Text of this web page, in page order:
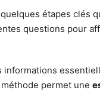
étapes clés
questions pour
permet une